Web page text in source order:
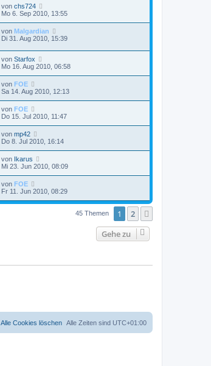
von chs724
Mo 6. Sep 2010, 13:55
von Malgardian
Di 31. Aug 2010, 15:39
von Starfox
Mo 16. Aug 2010, 06:58
von FOE
Sa 14. Aug 2010, 12:13
von FOE
Do 15. Jul 2010, 11:47
von mp42
Do 8. Jul 2010, 16:14
von Ikarus
Mi 23. Jun 2010, 08:09
von FOE
Fr 11. Jun 2010, 08:29
45 Themen 1 2
Gehe zu
Alle Zeiten sind UTC+01:00
Alle Cookies löschen